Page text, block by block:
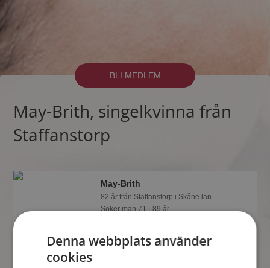
BLI MEDLEM
May-Brith, singelkvinna från
Staffanstorp
May-Brith
82 år från Staffanstorp i Skåne län
Söker man 71 - 89 år
se en fullständig profil med kuriosa och
foton om du är medlem på
Denna webbplats använder
cookies